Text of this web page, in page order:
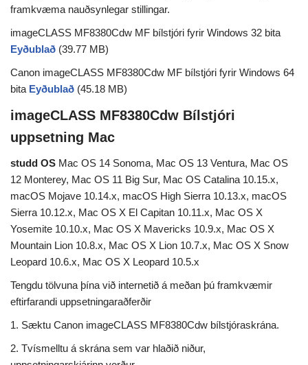
framkvæma nauðsynlegar stillingar.
imageCLASS MF8380Cdw MF bílstjóri fyrir Windows 32 bita
Eyðublað (39.77 MB)
Canon imageCLASS MF8380Cdw MF bílstjóri fyrir Windows 64
bita Eyðublað (45.18 MB)
imageCLASS MF8380Cdw Bílstjóri
uppsetning Mac
studd OS Mac OS 14 Sonoma, Mac OS 13 Ventura, Mac OS
12 Monterey, Mac OS 11 Big Sur, Mac OS Catalina 10.15.x,
macOS Mojave 10.14.x, macOS High Sierra 10.13.x, macOS
Sierra 10.12.x, Mac OS X El Capitan 10.11.x, Mac OS X
Yosemite 10.10.x, Mac OS X Mavericks 10.9.x, Mac OS X
Mountain Lion 10.8.x, Mac OS X Lion 10.7.x, Mac OS X Snow
Leopard 10.6.x, Mac OS X Leopard 10.5.x
Tengdu tölvuna þína við internetið á meðan þú framkvæmir
eftirfarandi uppsetningaraðferðir
1. Sæktu Canon imageCLASS MF8380Cdw bílstjóraskrána.
2. Tvísmelltu á skrána sem var hlaðið niður,